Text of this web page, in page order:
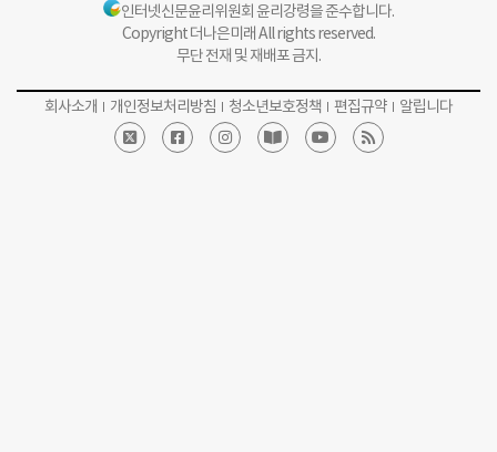
인터넷신문윤리위원회 윤리강령을 준수합니다.
Copyright 더나은미래 All rights reserved.
무단 전재 및 재배포 금지.
회사소개 개인정보처리방침 청소년보호정책 편집규약 알립니다